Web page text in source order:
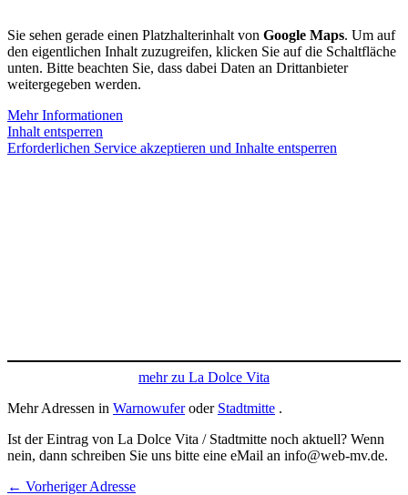
Sie sehen gerade einen Platzhalterinhalt von Google Maps. Um auf
den eigentlichen Inhalt zuzugreifen, klicken Sie auf die Schaltfläche
unten. Bitte beachten Sie, dass dabei Daten an Drittanbieter
weitergegeben werden.
Mehr Informationen
Inhalt entsperren
Erforderlichen Service akzeptieren und Inhalte entsperren
mehr zu La Dolce Vita
Mehr Adressen in Warnowuferoder Stadtmitte .
Ist der Eintrag von La Dolce Vita / Stadtmitte noch aktuell? Wenn
nein, dann schreiben Sie uns bitte eine eMail an info@web-mv.de.
← Vorheriger Adresse